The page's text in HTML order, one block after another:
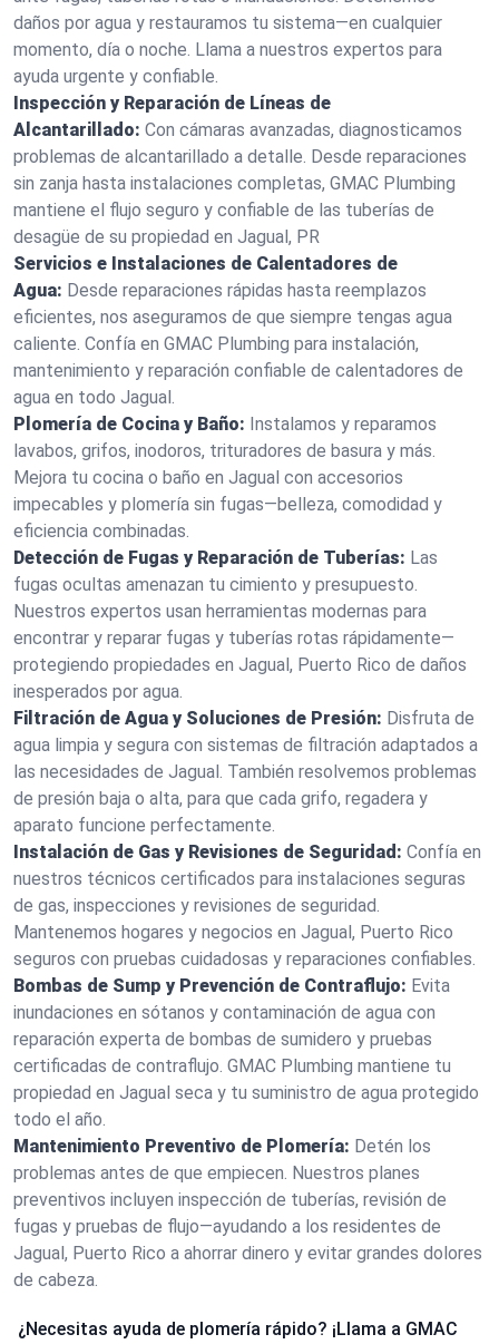
daños por agua y restauramos tu sistema—en cualquier
momento, día o noche. Llama a nuestros expertos para
ayuda urgente y confiable.
Inspección y Reparación de Líneas de
Alcantarillado: Con cámaras avanzadas, diagnosticamos
problemas de alcantarillado a detalle. Desde reparaciones
sin zanja hasta instalaciones completas, GMAC Plumbing
mantiene el flujo seguro y confiable de las tuberías de
desagüe de su propiedad en Jagual, PR
Servicios e Instalaciones de Calentadores de
Agua: Desde reparaciones rápidas hasta reemplazos
eficientes, nos aseguramos de que siempre tengas agua
caliente. Confía en GMAC Plumbing para instalación,
mantenimiento y reparación confiable de calentadores de
agua en todo Jagual.
Plomería de Cocina y Baño: Instalamos y reparamos
lavabos, grifos, inodoros, trituradores de basura y más.
Mejora tu cocina o baño en Jagual con accesorios
impecables y plomería sin fugas—belleza, comodidad y
eficiencia combinadas.
Detección de Fugas y Reparación de Tuberías: Las
fugas ocultas amenazan tu cimiento y presupuesto.
Nuestros expertos usan herramientas modernas para
encontrar y reparar fugas y tuberías rotas rápidamente—
protegiendo propiedades en Jagual, Puerto Rico de daños
inesperados por agua.
Filtración de Agua y Soluciones de Presión: Disfruta de
agua limpia y segura con sistemas de filtración adaptados a
las necesidades de Jagual. También resolvemos problemas
de presión baja o alta, para que cada grifo, regadera y
aparato funcione perfectamente.
Instalación de Gas y Revisiones de Seguridad: Confía en
nuestros técnicos certificados para instalaciones seguras
de gas, inspecciones y revisiones de seguridad.
Mantenemos hogares y negocios en Jagual, Puerto Rico
seguros con pruebas cuidadosas y reparaciones confiables.
Bombas de Sump y Prevención de Contraflujo: Evita
inundaciones en sótanos y contaminación de agua con
reparación experta de bombas de sumidero y pruebas
certificadas de contraflujo. GMAC Plumbing mantiene tu
propiedad en Jagual seca y tu suministro de agua protegido
todo el año.
Mantenimiento Preventivo de Plomería: Detén los
problemas antes de que empiecen. Nuestros planes
preventivos incluyen inspección de tuberías, revisión de
fugas y pruebas de flujo—ayudando a los residentes de
Jagual, Puerto Rico a ahorrar dinero y evitar grandes dolores
de cabeza.
¿Necesitas ayuda de plomería rápido? ¡Llama a GMAC